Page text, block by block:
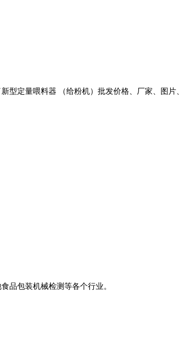
型定量喂料器 （给粉机）批发价格、厂家、图片、
品包装机械检测等各个行业。